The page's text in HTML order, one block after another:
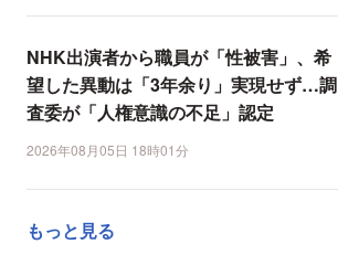
NHK出演者から職員が「性被害」、希
望した異動は「3年余り」実現せず…調
査委が「人権意識の不足」認定
2026年08月05日 18時01分
もっと見る